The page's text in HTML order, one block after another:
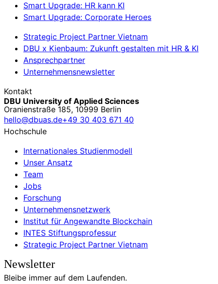
Smart Upgrade: HR kann KI
Smart Upgrade: Corporate Heroes
Strategic Project Partner Vietnam
DBU x Kienbaum: Zukunft gestalten mit HR & KI
Ansprechpartner
Unternehmensnewsletter
Kontakt
DBU University of Applied Sciences
Oranienstraße 185, 10999 Berlin
hello@dbuas.de+49 30 403 671 40
Hochschule
Internationales Studienmodell
Unser Ansatz
Team
Jobs
Forschung
Unternehmensnetzwerk
Institut für Angewandte Blockchain
INTES Stiftungsprofessur
Strategic Project Partner Vietnam
Newsletter
Bleibe immer auf dem Laufenden.